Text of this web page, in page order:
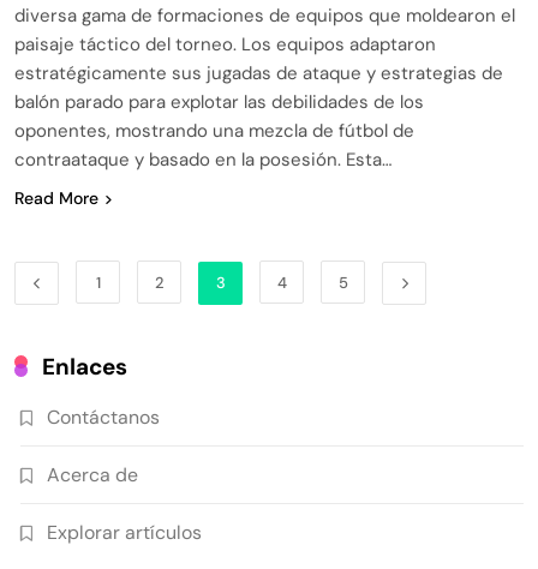
diversa gama de formaciones de equipos que moldearon el
paisaje táctico del torneo. Los equipos adaptaron
estratégicamente sus jugadas de ataque y estrategias de
balón parado para explotar las debilidades de los
oponentes, mostrando una mezcla de fútbol de
contraataque y basado en la posesión. Esta…
Read More
1 2 3 4 5
Enlaces
Contáctanos
Acerca de
Explorar artículos